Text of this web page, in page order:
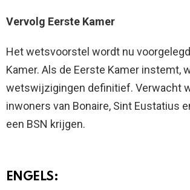
Vervolg Eerste Kamer
Het wetsvoorstel wordt nu
Kamer. Als de Eerste Kamer instemt,
wetswijzigingen definitief. Verwacht
inwoners van Bonaire, Sint Eustatius
een BSN krijgen.
ENGELS: